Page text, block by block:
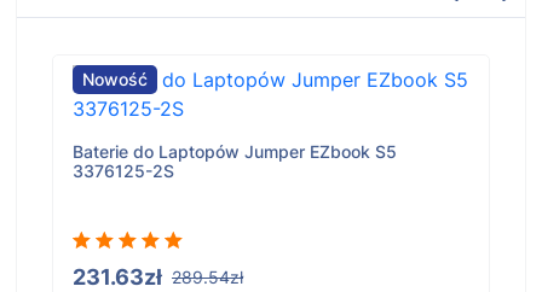
Nowość
Baterie do Laptopów Jumper EZbook S5
3376125-2S
231.63zł 289.54zł